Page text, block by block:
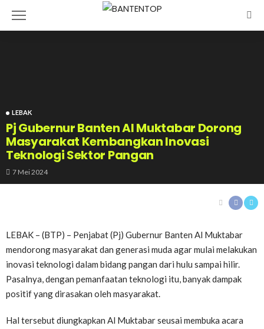
LEBAK
Pj Gubernur Banten Al Muktabar Dorong
Masyarakat Kembangkan Inovasi
Teknologi Sektor Pangan
7 Mei 2024
LEBAK – (BTP) – Penjabat (Pj) Gubernur Banten Al Muktabar
mendorong masyarakat dan generasi muda agar mulai melakukan
inovasi teknologi dalam bidang pangan dari hulu sampai hilir.
Pasalnya, dengan pemanfaatan teknologi itu, banyak dampak
positif yang dirasakan oleh masyarakat.
Hal tersebut diungkapkan Al Muktabar seusai membuka acara